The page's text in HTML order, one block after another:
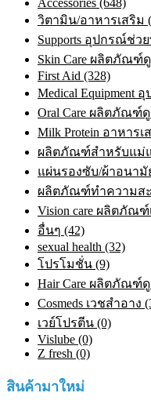
Accessories (648)
วิตามิน/อาหารเสริม
Supports อุปกรณ์ช่วย
Skin Care ผลิตภัณฑ์
First Aid (328)
Medical Equipment
Oral Care ผลิตภัณฑ์
Milk Protein อาหาร
ผลิตภัณฑ์สำหรับแม่แ
แผ่นรองซับ/ผ้าอนามั
ผลิตภัณฑ์ทําความสะ
Vision care ผลิตภัณฑ์
อื่นๆ (42)
sexual health (32)
โปรโมชั่น (9)
Hair Care ผลิตภัณฑ์
Cosmeds เวชสําอาง
เวย์โปรตีน (0)
Vislube (0)
Z fresh (0)
สินค้ามาใหม่